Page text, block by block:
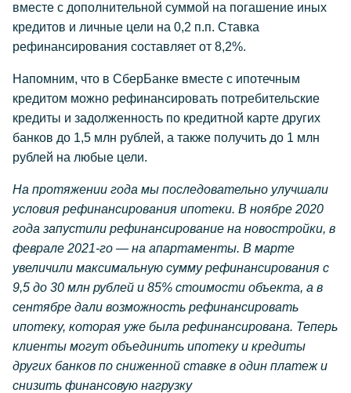
вместе с дополнительной суммой на погашение иных
кредитов и личные цели на 0,2 п.п. Ставка
рефинансирования составляет от 8,2%.
Напомним, что в СберБанке вместе с ипотечным
кредитом можно рефинансировать потребительские
кредиты и задолженность по кредитной карте других
банков до 1,5 млн рублей, а также получить до 1 млн
рублей на любые цели.
На протяжении года мы последовательно улучшали
условия рефинансирования ипотеки. В ноябре 2020
года запустили рефинансирование на новостройки, в
феврале 2021-го — на апартаменты. В марте
увеличили максимальную сумму рефинансирования с
9,5 до 30 млн рублей и 85% стоимости объекта, а в
сентябре дали возможность рефинансировать
ипотеку, которая уже была рефинансирована. Теперь
клиенты могут объединить ипотеку и кредиты
других банков по сниженной ставке в один платеж и
снизить финансовую нагрузку